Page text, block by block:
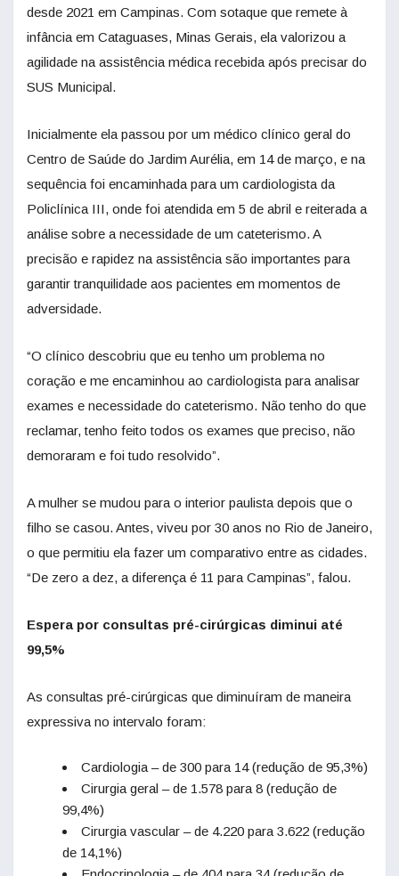
desde 2021 em Campinas. Com sotaque que remete à
infância em Cataguases, Minas Gerais, ela valorizou a
agilidade na assistência médica recebida após precisar do
SUS Municipal.
Inicialmente ela passou por um médico clínico geral do
Centro de Saúde do Jardim Aurélia, em 14 de março, e na
sequência foi encaminhada para um cardiologista da
Policlínica III, onde foi atendida em 5 de abril e reiterada a
análise sobre a necessidade de um cateterismo. A
precisão e rapidez na assistência são importantes para
garantir tranquilidade aos pacientes em momentos de
adversidade.
“O clínico descobriu que eu tenho um problema no
coração e me encaminhou ao cardiologista para analisar
exames e necessidade do cateterismo. Não tenho do que
reclamar, tenho feito todos os exames que preciso, não
demoraram e foi tudo resolvido”.
A mulher se mudou para o interior paulista depois que o
filho se casou. Antes, viveu por 30 anos no Rio de Janeiro,
o que permitiu ela fazer um comparativo entre as cidades.
“De zero a dez, a diferença é 11 para Campinas”, falou.
Espera por consultas pré-cirúrgicas diminui até
99,5%
As consultas pré-cirúrgicas que diminuíram de maneira
expressiva no intervalo foram:
Cardiologia – de 300 para 14 (redução de 95,3%)
Cirurgia geral – de 1.578 para 8 (redução de
99,4%)
Cirurgia vascular – de 4.220 para 3.622 (redução
de 14,1%)